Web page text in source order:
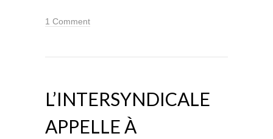
1 Comment
L’INTERSYNDICALE
APPELLE À